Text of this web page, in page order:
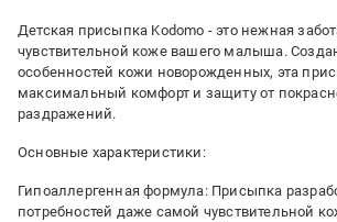
Детская присыпка Kodomo - это нежная
чувствительной коже вашего малыша.
особенностей кожи новорожденных, эта
максимальный комфорт и защиту от
раздражений.
Основные характеристики:
Гипоаллергенная формула: Присыпка
потребностей даже самой чувствительной